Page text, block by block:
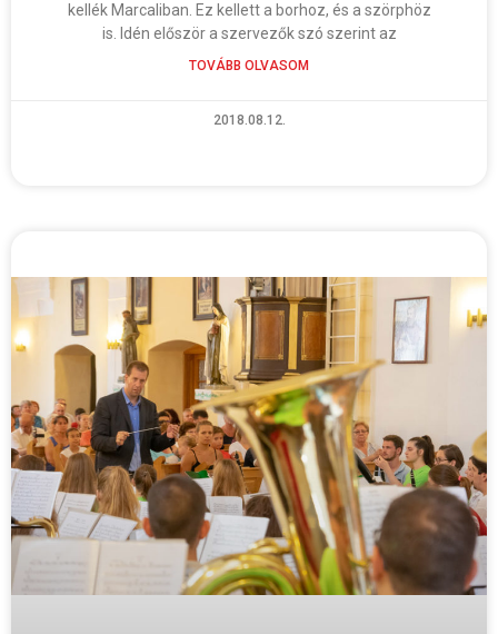
kellék Marcaliban. Ez kellett a borhoz, és a szörphöz
is. Idén először a szervezők szó szerint az
TOVÁBB OLVASOM
2018.08.12.